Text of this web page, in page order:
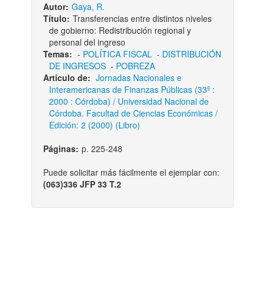
Autor: Gaya, R.
Título: Transferencias entre distintos niveles
de gobierno: Redistribución regional y
personal del ingreso
Temas: - POLÍTICA FISCAL- DISTRIBUCIÓN
DE INGRESOS- POBREZA
Articulo de: Jornadas Nacionales e
Interamericanas de Finanzas Públicas (33º :
2000 : Córdoba) / Universidad Nacional de
Córdoba. Facultad de Ciencias Económicas /
Edición: 2 (2000) (Libro)
Páginas: p. 225-248
Puede solicitar más fácilmente el ejemplar con:
(063)336 JFP 33 T.2